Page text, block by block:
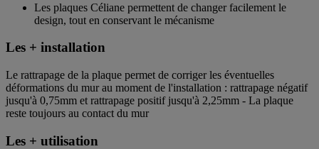
Les plaques Céliane permettent de changer facilement le
design, tout en conservant le mécanisme
Les + installation
Le rattrapage de la plaque permet de corriger les éventuelles
déformations du mur au moment de l'installation : rattrapage négatif
jusqu'à 0,75mm et rattrapage positif jusqu'à 2,25mm - La plaque
reste toujours au contact du mur
Les + utilisation